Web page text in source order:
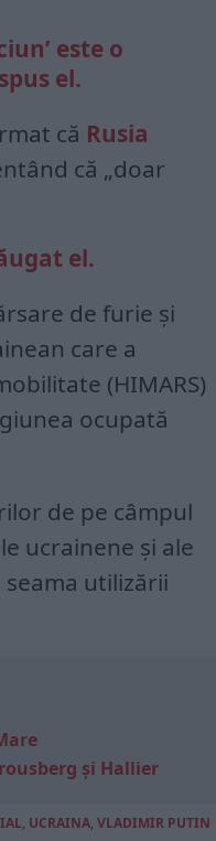
este o
el.
că Rusia
că „doar
el.
de furie și
care a
(HIMARS)
ocupată
de pe câmpul
ucrainene și ale
utilizării
și Hallier
, UCRAINA, VLADIMIR PUTIN